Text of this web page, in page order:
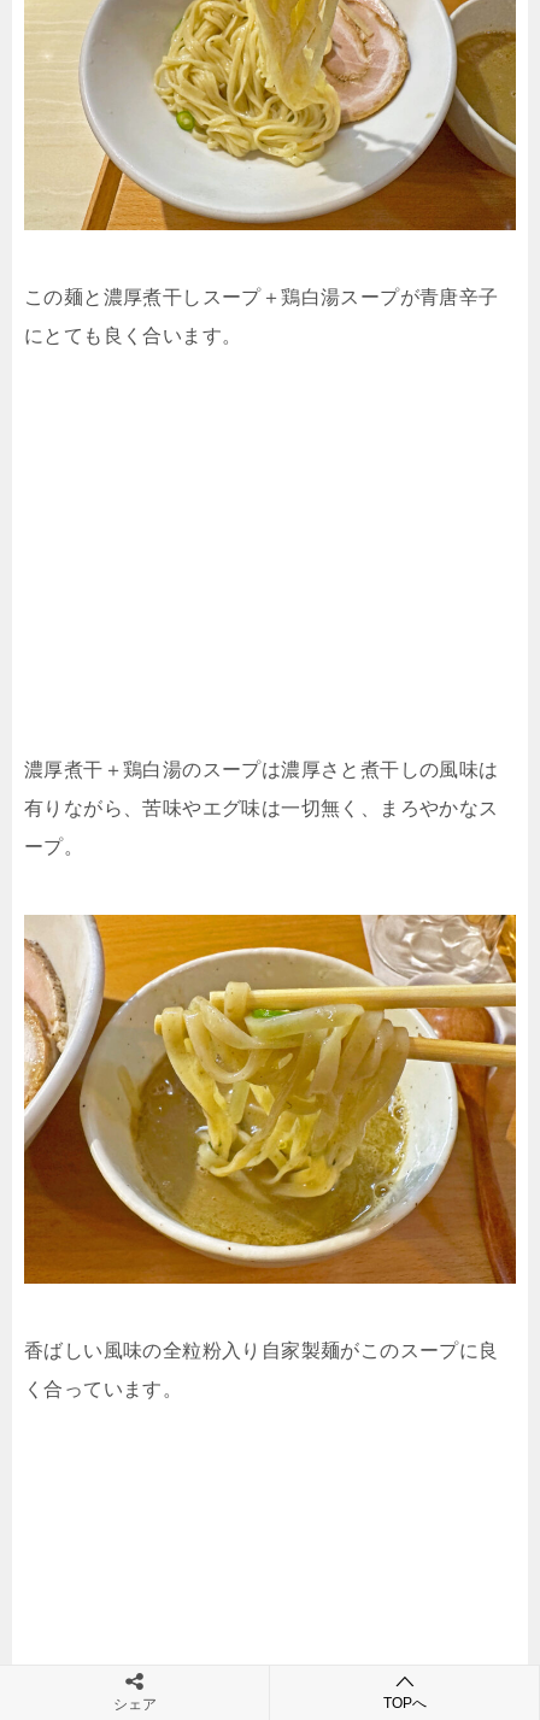
この麺と濃厚煮干しスープ＋鶏白湯スープが青唐辛子
にとても良く合います。
濃厚煮干＋鶏白湯のスープは濃厚さと煮干しの風味は
有りながら、苦味やエグ味は一切無く、まろやかなス
ープ。
香ばしい風味の全粒粉入り自家製麺がこのスープに良
く合っています。
シェア TOPへ